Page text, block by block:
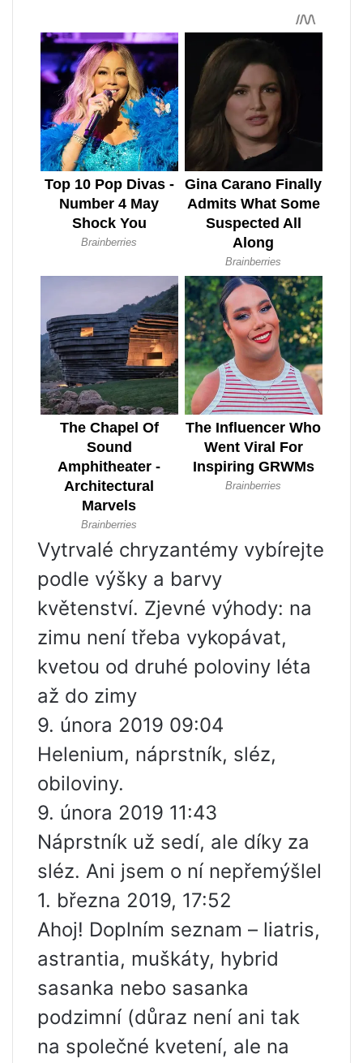
Vytrvalé chryzantémy vybírejte
podle výšky a barvy
květenství. Zjevné výhody: na
zimu není třeba vykopávat,
kvetou od druhé poloviny léta
až do zimy
9. února 2019 09:04
Helenium, náprstník, sléz,
obiloviny.
9. února 2019 11:43
Náprstník už sedí, ale díky za
sléz. Ani jsem o ní nepřemýšlel
1. března 2019, 17:52
Ahoj! Doplním seznam – liatris,
astrantia, muškáty, hybrid
sasanka nebo sasanka
podzimní (důraz není ani tak
na společné kvetení, ale na